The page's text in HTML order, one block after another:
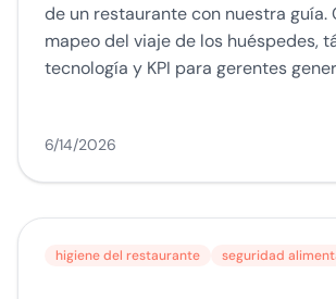
de un restaurante con nuestra guía.
mapeo del viaje de los huéspedes,
tecnología y KPI para gerentes
6/14/2026
higiene del restaurante seguridad